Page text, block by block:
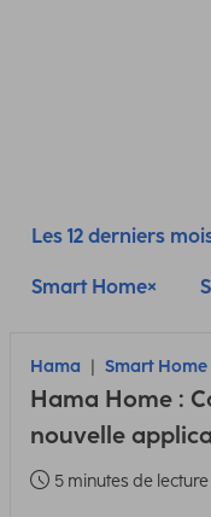
Les 12 derniers
Smart Home
Hama Smart Home
Hama Home :
nouvelle
5 minutes de lecture